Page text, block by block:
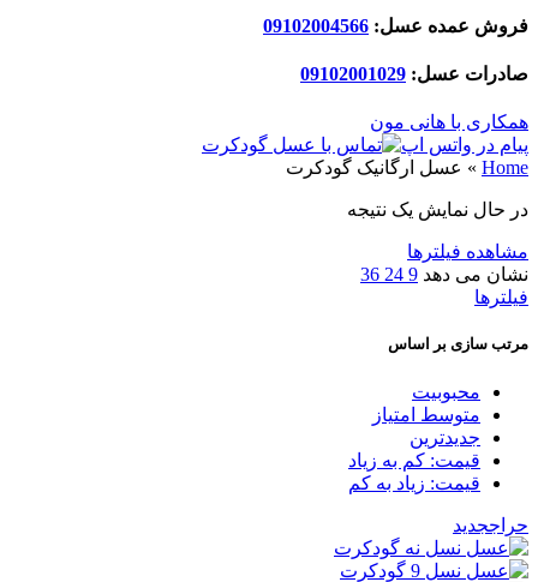
فروش عمده عسل: 09102004566
صادرات عسل: 09102001029
همکاری با هانی مون
پیام در واتس اپ
Home
» عسل ارگانیک گودکرت
در حال نمایش یک نتیجه
مشاهده فیلترها
نشان می دهد 9
24
36
فیلترها
مرتب سازی بر اساس
محبوبیت
متوسط امتیاز
جدیدترین
قیمت: کم به زیاد
قیمت: زیاد به کم
حراججدید